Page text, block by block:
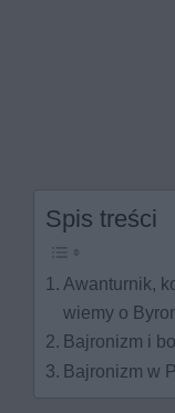
Spis treści
Awanturnik,
wiemy o
Bajronizm i
Bajronizm w